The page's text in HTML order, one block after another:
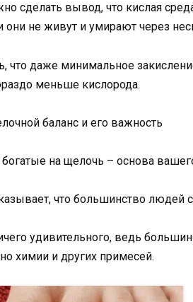
сделать вывод, что кислая
они не живут и умирают через
что даже минимальное
меньше кислорода.
баланс и его важность
что большинство людей
удивительного, ведь
химии и других примесей.